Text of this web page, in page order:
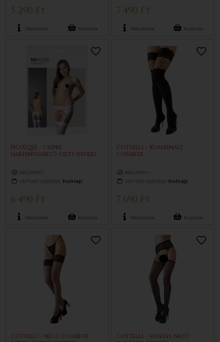
5 290 Ft
Részletek Kosárba
7 490 Ft
Részletek Kosárba
NO:XQSE - csipke
harisnyatartó szett (fehér)
készleten
várható szállítás: holnap
6 490 Ft
Részletek Kosárba
Cottelli - Kombinált
combfix
készleten
várható szállítás: holnap
7 690 Ft
Részletek Kosárba
Cottelli - necc combfix
Cottelli - mintás, necc